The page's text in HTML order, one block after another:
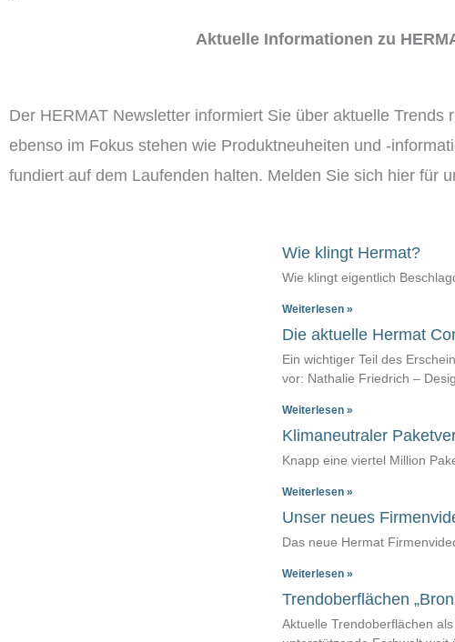
Aktuelle Informationen zu
Der HERMAT Newsletter informiert Sie über aktuelle
ebenso im Fokus stehen wie Produktneuheiten und -
fundiert auf dem Laufenden halten. Melden Sie sich hier für
Wie klingt Hermat?
Wie klingt eigentlich
Weiterlesen »
Die aktuelle Hermat
Ein wichtiger Teil des
vor: Nathalie Friedrich –
Weiterlesen »
Klimaneutraler
Knapp eine viertel Million
Weiterlesen »
Unser neues
Das neue Hermat
Weiterlesen »
Trendoberflächen
Aktuelle Trendoberflächen